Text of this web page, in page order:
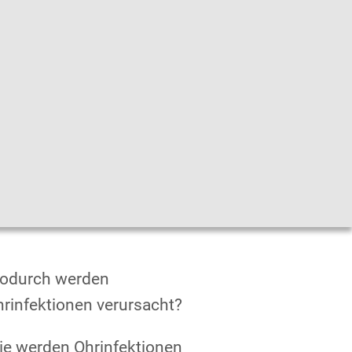
werden
verursacht?
werden Ohrinfektionen